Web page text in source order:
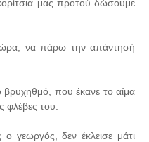
μας προτού δώσουμε
να πάρω την απάντησή
βρυχηθμό, που έκανε το αίμα
φλέβες του.
γεωργός, δεν έκλεισε μάτι